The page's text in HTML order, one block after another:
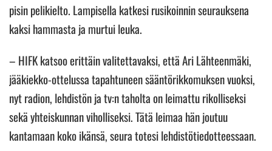
pisin pelikielto. Lampisella katkesi rusikoinnin seurauksena
kaksi hammasta ja murtui leuka.
– HIFK katsoo erittäin valitettavaksi, että Ari Lähteenmäki,
jääkiekko-ottelussa tapahtuneen sääntörikkomuksen vuoksi,
nyt radion, lehdistön ja tv:n taholta on leimattu rikolliseksi
sekä yhteiskunnan viholliseksi. Tätä leimaa hän joutuu
kantamaan koko ikänsä, seura totesi lehdistötiedotteessaan.